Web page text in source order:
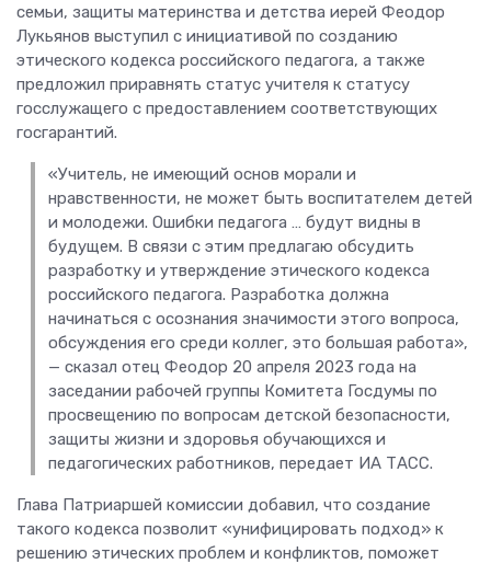
семьи, защиты материнства и детства иерей Феодор
Лукьянов выступил с инициативой по созданию
этического кодекса российского педагога, а также
предложил приравнять статус учителя к статусу
госслужащего с предоставлением соответствующих
госгарантий.
«Учитель, не имеющий основ морали и
нравственности, не может быть воспитателем детей
и молодежи. Ошибки педагога … будут видны в
будущем. В связи с этим предлагаю обсудить
разработку и утверждение этического кодекса
российского педагога. Разработка должна
начинаться с осознания значимости этого вопроса,
обсуждения его среди коллег, это большая работа»,
— сказал отец Феодор 20 апреля 2023 года на
заседании рабочей группы Комитета Госдумы по
просвещению по вопросам детской безопасности,
защиты жизни и здоровья обучающихся и
педагогических работников, передает ИА ТАСС.
Глава Патриаршей комиссии добавил, что создание
такого кодекса позволит «унифицировать подход» к
решению этических проблем и конфликтов, поможет